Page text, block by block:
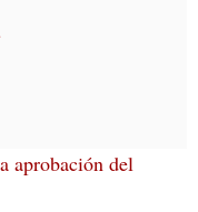
aprobación del